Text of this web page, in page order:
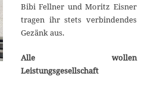
Bibi Fellner und Moritz Eisner
tragen ihr stets verbindendes
Gezänk aus.
Alle wollen
Leistungsgesellschaft